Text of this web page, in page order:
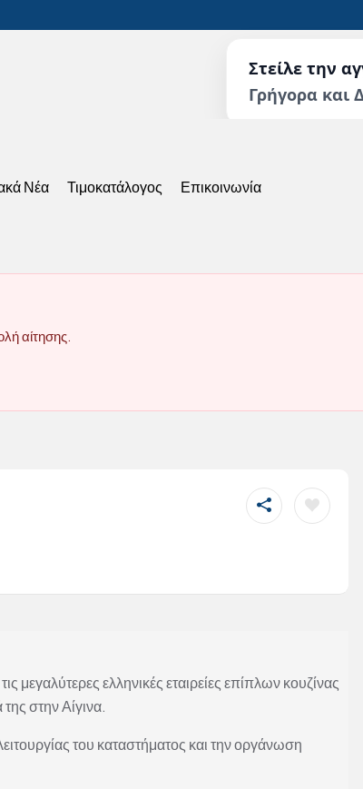
Στείλε την
Γρήγορα και
Νέα Τιμοκατάλογος Επικοινωνία
αίτησης.
ελληνικές εταιρείες επίπλων κουζίνας
στην Αίγινα.
του καταστήματος και την οργάνωση